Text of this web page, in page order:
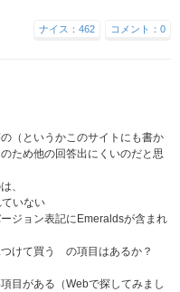
コメント：0
ナイス：462
（というかこのサイトにも書か
ため他の回答出にくいのだと思
、
いない
ジョン表記にEmeraldsが含まれ
けて買う の項目はあるか？
目がある（Webで探してみまし